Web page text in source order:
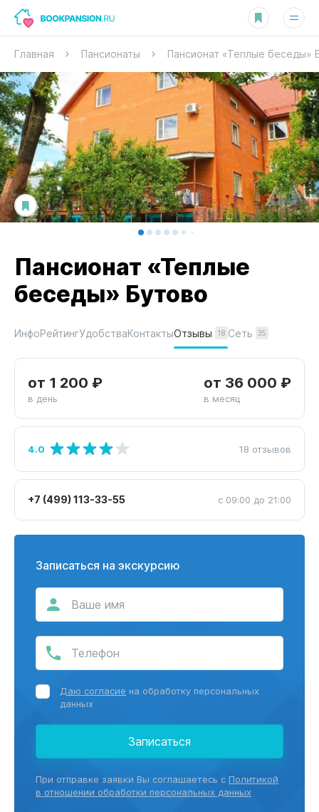
Главная Пансионаты Пансионат «Теплые беседы»
Пансионат «Теплые
беседы» Бутово
ИнфоРейтингУдобстваКонтактыОтзывы 18 Сеть 35
от 1 200 ₽
в день
от 36 000 ₽
в месяц
4.0 18 отзывов
+7 (499) 113-33-55 с 09:00 до 21:00
Записаться на экскурсию
Даю согласие на обработку персональных
данных
Записаться
При отправке заявки Вы соглашаетесь с Политикой
в отношении обработки персональных данных